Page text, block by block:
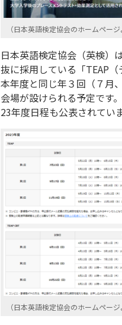
（日本英語検定協会のホームページ
日本英語検定協会（英検）
抜に採用している「TEAP
本年度と同じ年３回（７月
会場が設けられる予定です
23年度日程も公表されてい
（日本英語検定協会のホームページ